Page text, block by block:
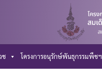
ช โครงการอนุรักษ์พันธุกรรมพืชฯ